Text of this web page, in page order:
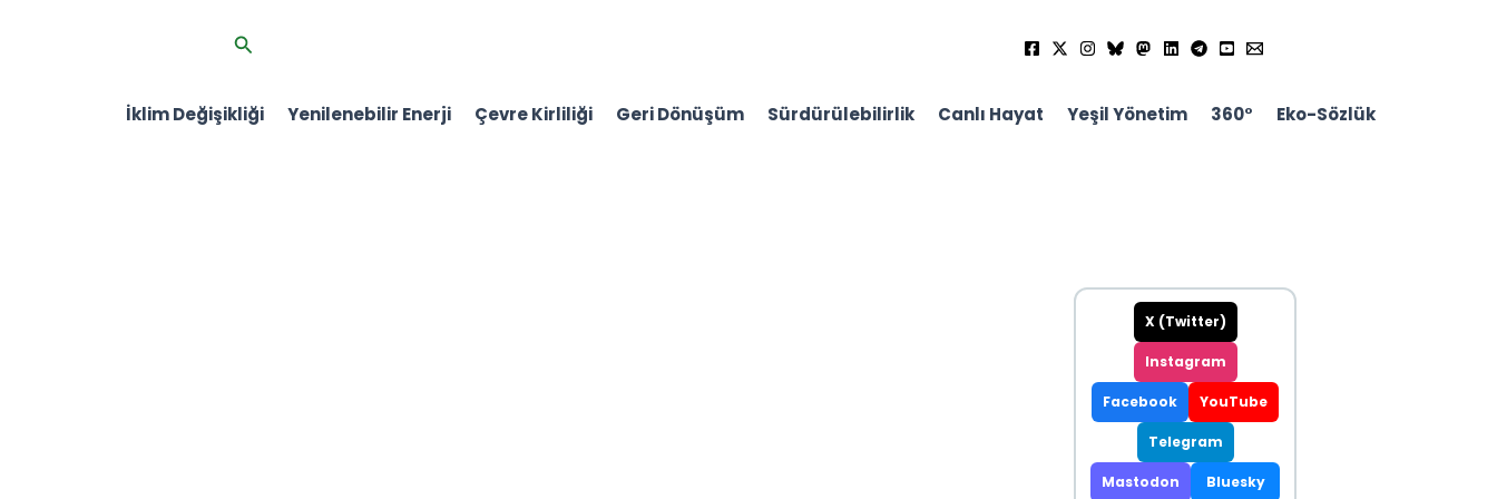
Arama
İklim Değişikliği Yenilenebilir Enerji Çevre Kirliliği Geri Dönüşüm Sürdürülebilirlik Canlı Hayat Yeşil Yönetim 360° Eko-Sözlük
X (Twitter)
Instagram
Facebook YouTube
Telegram
Mastodon Bluesky